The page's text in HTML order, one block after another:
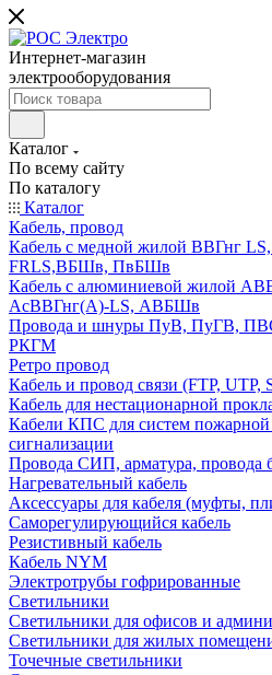
Интернет-магазин
электрооборудования
Каталог
По всему сайту
По каталогу
Каталог
Кабель, провод
Кабель с медной жилой ВВГнг
FRLS,ВБШв, ПвБШв
Кабель с алюминиевой жилой
АсВВГнг(А)-LS, АВБШв
Провода и шнуры ПуВ, ПуГВ,
РКГМ
Ретро провод
Кабель и провод связи (FTP, UTP,
Кабель для нестационарной
Кабели КПС для систем пожарной
сигнализации
Провода СИП, арматура, провода
Нагревательный кабель
Аксессуары для кабеля (муфты,
Саморегулирующийся кабель
Резистивный кабель
Кабель NYM
Электротрубы гофрированные
Светильники
Светильники для офисов и
Светильники для жилых
Точечные светильники